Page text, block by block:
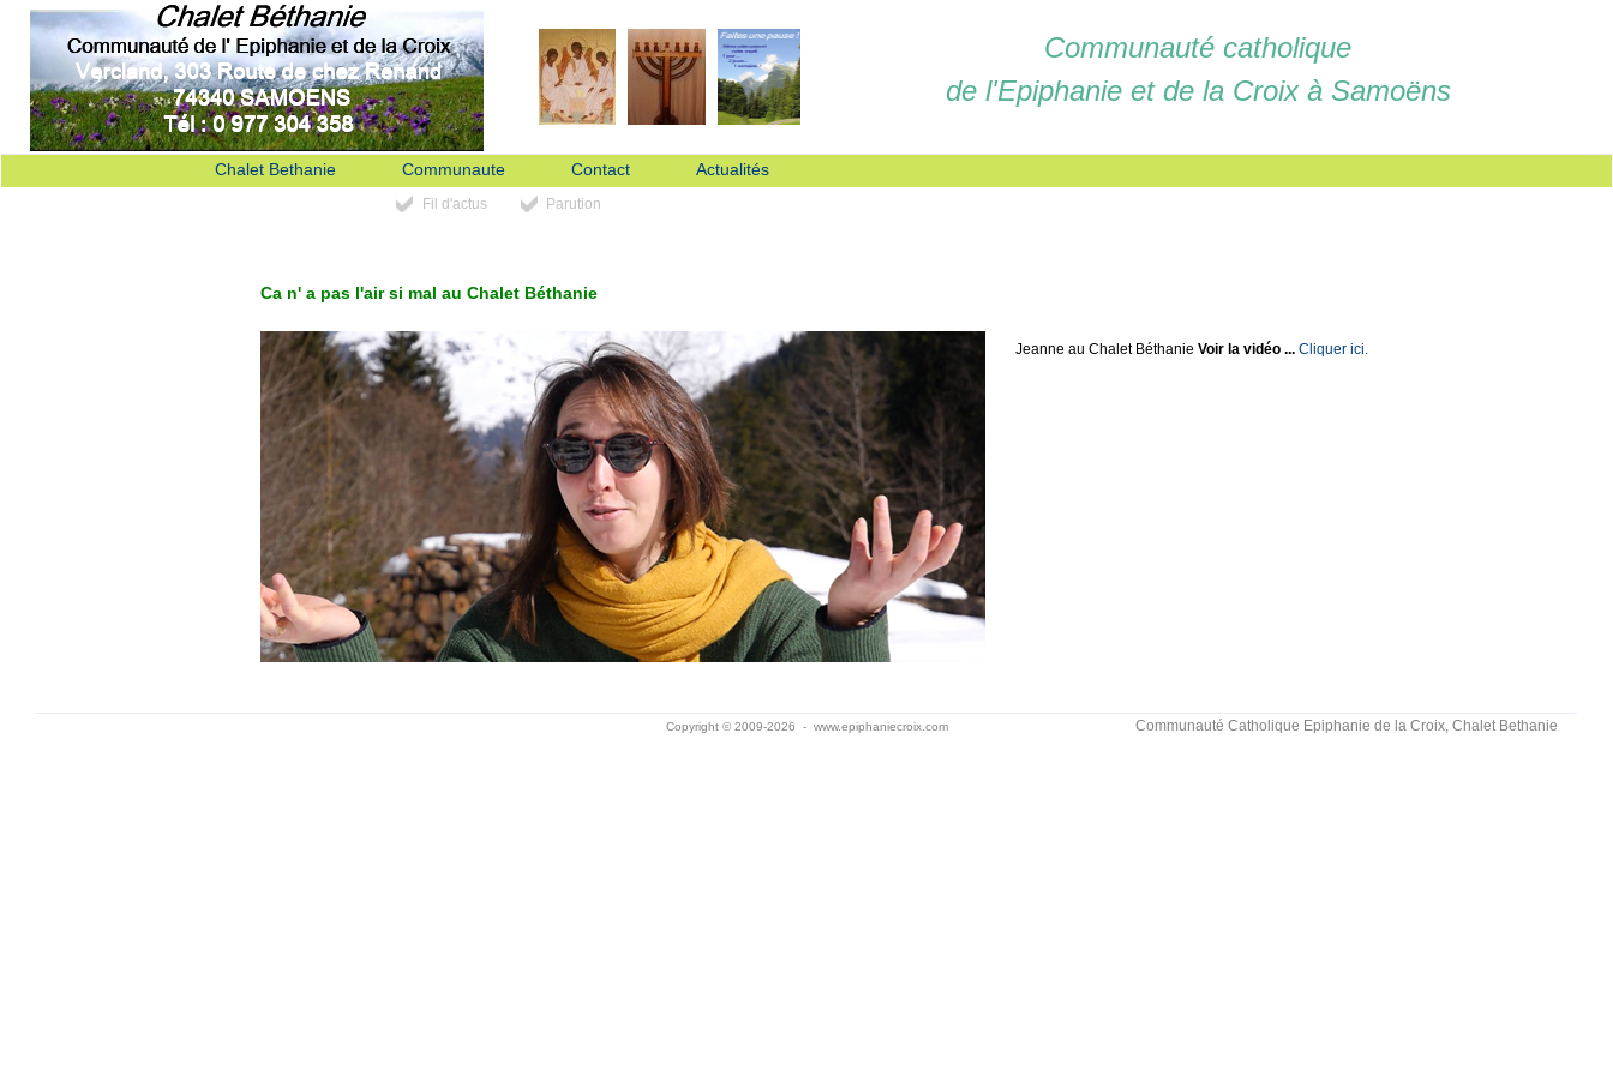
Communauté catholique
de l'Epiphanie et de la Croix à Samoëns
Chalet Bethanie Communaute Contact Actualités
Fil d'actus Parution
Ca n' a pas l'air si mal au Chalet Béthanie
Jeanne au Chalet Béthanie Voir la vidéo ... Cliquer ici.
Copyright © 2009-2026 - www.epiphaniecroix.com Communauté Catholique Epiphanie de la Croix, Chalet Bethanie